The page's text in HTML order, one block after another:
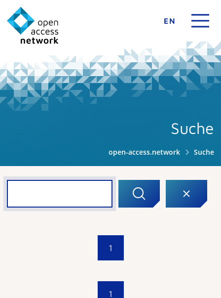
EN
Suche
open-access.network Suche
1
1